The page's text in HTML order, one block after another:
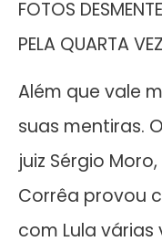
FOTOS
PELA QUARTA
Além que vale
suas mentiras.
juiz Sérgio
Corrêa provou
com Lula